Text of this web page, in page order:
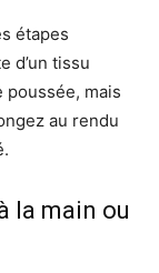
étapes
d’un tissu
mais
au rendu
la main ou